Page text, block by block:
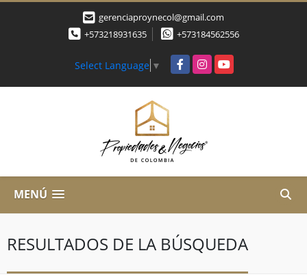
gerenciaproynecol@gmail.com
+573218931635
+573184562556
Select Language ▼ FacebookInstagramYouTube
MENÚ
RESULTADOS DE LA BÚSQUEDA